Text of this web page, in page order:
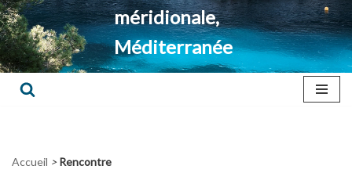
méridionale,
Méditerranée
Accueil > Rencontre